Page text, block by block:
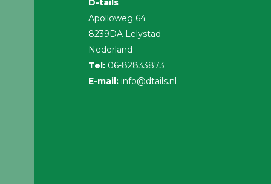
D-tails
Apolloweg 64
8239DA Lelystad
Nederland
Tel: 06-82833873
E-mail: info@dtails.nl